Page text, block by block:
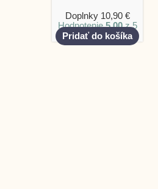
Doplnky 10,90 €
Hodnotenie5.00z 5
Pridať do košíka